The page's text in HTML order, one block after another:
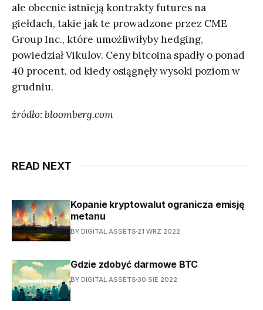
ale obecnie istnieją kontrakty futures na
giełdach, takie jak te prowadzone przez CME
Group Inc., które umożliwiłyby hedging,
powiedział Vikulov. Ceny bitcoina spadły o ponad
40 procent, od kiedy osiągnęły wysoki poziom w
grudniu.
źródło: bloomberg.com
READ NEXT
Kopanie kryptowalut ogranicza emisję
metanu
BY DIGITAL ASSETS 21 WRZ 2022
Gdzie zdobyć darmowe BTC
BY DIGITAL ASSETS 30 SIE 2022